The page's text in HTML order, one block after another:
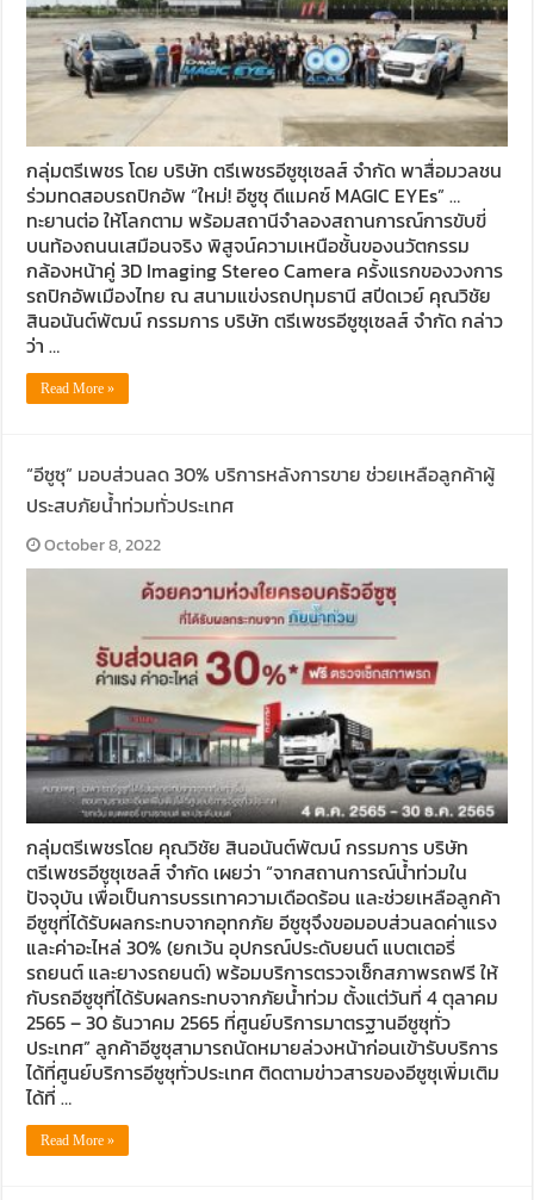
กลุ่มตรีเพชร โดย บริษัท ตรีเพชรอีซูซุเซลส์ จำกัด พาสื่อมวลชน
ร่วมทดสอบรถปิกอัพ “ใหม่! อีซูซุ ดีแมคซ์ MAGIC EYEs” …
ทะยานต่อ ให้โลกตาม พร้อมสถานีจำลองสถานการณ์การขับขี่
บนท้องถนนเสมือนจริง พิสูจน์ความเหนือชั้นของนวัตกรรม
กล้องหน้าคู่ 3D Imaging Stereo Camera ครั้งแรกของวงการ
รถปิกอัพเมืองไทย ณ สนามแข่งรถปทุมธานี สปีดเวย์ คุณวิชัย
สินอนันต์พัฒน์ กรรมการ บริษัท ตรีเพชรอีซูซุเซลส์ จำกัด กล่าว
ว่า …
Read More »
“อีซูซุ” มอบส่วนลด 30% บริการหลังการขาย ช่วยเหลือลูกค้าผู้
ประสบภัยน้ำท่วมทั่วประเทศ
October 8, 2022
กลุ่มตรีเพชรโดย คุณวิชัย สินอนันต์พัฒน์ กรรมการ บริษัท
ตรีเพชรอีซูซุเซลส์ จำกัด เผยว่า “จากสถานการณ์น้ำท่วมใน
ปัจจุบัน เพื่อเป็นการบรรเทาความเดือดร้อน และช่วยเหลือลูกค้า
อีซูซุที่ได้รับผลกระทบจากอุทกภัย อีซูซุจึงขอมอบส่วนลดค่าแรง
และค่าอะไหล่ 30% (ยกเว้น อุปกรณ์ประดับยนต์ แบตเตอรี่
รถยนต์ และยางรถยนต์) พร้อมบริการตรวจเช็กสภาพรถฟรี ให้
กับรถอีซูซุที่ได้รับผลกระทบจากภัยน้ำท่วม ตั้งแต่วันที่ 4 ตุลาคม
2565 – 30 ธันวาคม 2565 ที่ศูนย์บริการมาตรฐานอีซูซุทั่ว
ประเทศ” ลูกค้าอีซูซุสามารถนัดหมายล่วงหน้าก่อนเข้ารับบริการ
ได้ที่ศูนย์บริการอีซูซุทั่วประเทศ ติดตามข่าวสารของอีซูซุเพิ่มเติม
ได้ที่ …
Read More »